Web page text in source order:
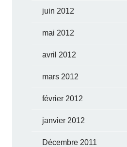
juin 2012
mai 2012
avril 2012
mars 2012
février 2012
janvier 2012
Décembre 2011